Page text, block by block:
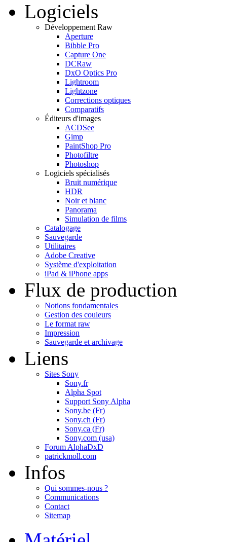
Logiciels
Développement Raw
Aperture
Bibble Pro
Capture One
DCRaw
DxO Optics Pro
Lightroom
Lightzone
Corrections optiques
Comparatifs
Éditeurs d'images
ACDSee
Gimp
PaintShop Pro
Photofiltre
Photoshop
Logiciels spécialisés
Bruit numérique
HDR
Noir et blanc
Panorama
Simulation de films
Catalogage
Sauvegarde
Utilitaires
Adobe Creative
Système d'exploitation
iPad & iPhone apps
Flux de production
Notions fondamentales
Gestion des couleurs
Le format raw
Impression
Sauvegarde et archivage
Liens
Sites Sony
Sony.fr
Alpha Spot
Support Sony Alpha
Sony.be (Fr)
Sony.ch (Fr)
Sony.ca (Fr)
Sony.com (usa)
Forum AlphaDxD
patrickmoll.com
Infos
Qui sommes-nous ?
Communications
Contact
Sitemap